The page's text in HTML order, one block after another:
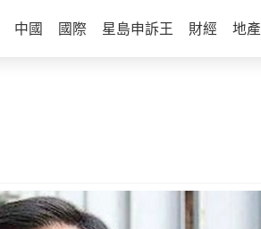
中國 國際 星島申訴王 財經 地產